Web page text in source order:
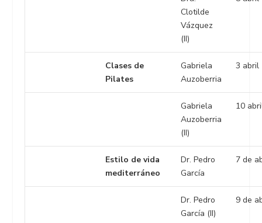
Clotilde
Vázquez
(II)
Clases de
Pilates
Gabriela
Auzoberria
3 abril
Gabriela
Auzoberria
(II)
10
Estilo de vida
mediterráneo
Dr. Pedro
García
7 de
Dr. Pedro
García (II)
9 de